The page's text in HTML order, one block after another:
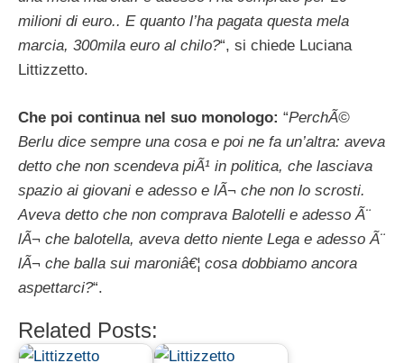
milioni di euro.. E quanto l’ha pagata questa mela
marcia, 300mila euro al chilo?“, si chiede Luciana
Littizzetto.
Che poi continua nel suo monologo: “PerchÃ©
Berlu dice sempre una cosa e poi ne fa un’altra: aveva
detto che non scendeva piÃ¹ in politica, che lasciava
spazio ai giovani e adesso e lÃ¬ che non lo scrosti.
Aveva detto che non comprava Balotelli e adesso Ã¨
lÃ¬ che balotella, aveva detto niente Lega e adesso Ã¨
lÃ¬ che balla sui maroniâ€¦ cosa dobbiamo ancora
aspettarci?“.
Related Posts: